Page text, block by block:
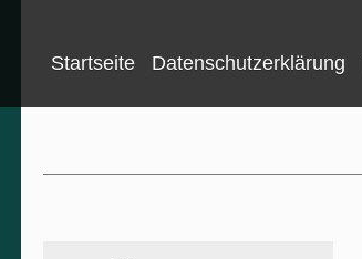
Startseite Datenschutzerklärung